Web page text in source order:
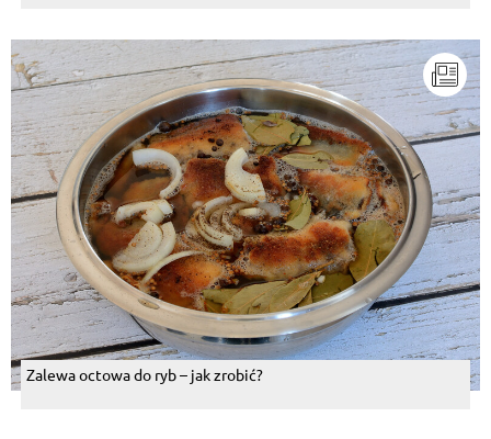
Zalewa octowa do ryb – jak zrobić?